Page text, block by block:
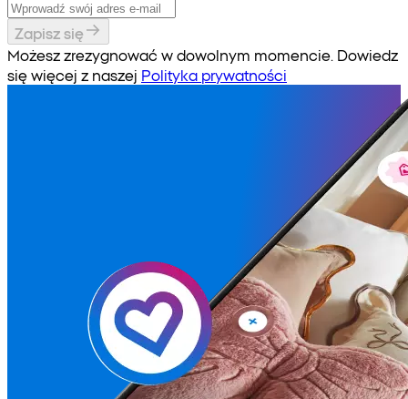
Zapisz się
Możesz zrezygnować w dowolnym momencie. Dowiedz
się więcej z naszej Polityka prywatności